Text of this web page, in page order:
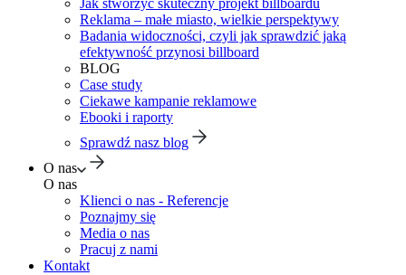
Jak stworzyć skuteczny projekt billboardu
Reklama – małe miasto, wielkie perspektywy
Badania widoczności, czyli jak sprawdzić jaką
efektywność przynosi billboard
BLOG
Case study
Ciekawe kampanie reklamowe
Ebooki i raporty
Sprawdź nasz blog
O nas
O nas
Klienci o nas - Referencje
Poznajmy się
Media o nas
Pracuj z nami
Kontakt